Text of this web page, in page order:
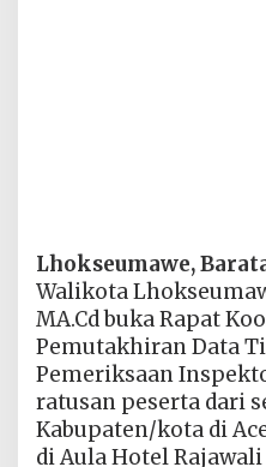
Lhokseumawe,
Walikota
MA.Cd buka Rapat
Pemutakhiran Data
Pemeriksaan
ratusan peserta dari
Kabupaten/kota di
di Aula Hotel